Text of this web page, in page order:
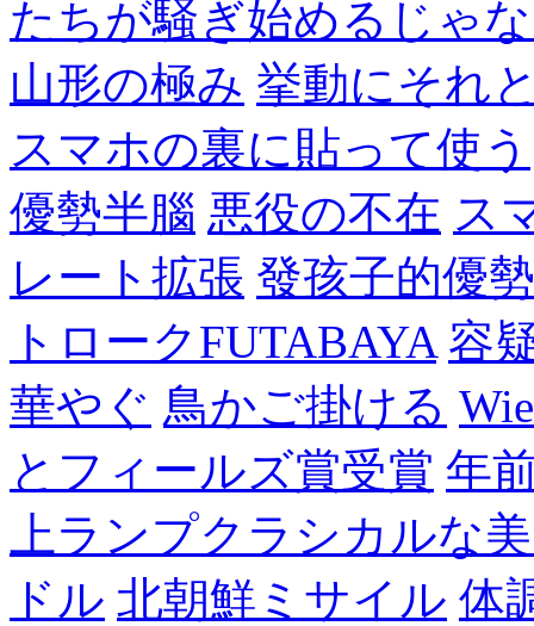
たちが騒ぎ始めるじゃ
山形の極み 挙動にそれ
スマホの裏に貼って使う
優勢半腦 悪役の不在 ス
レート拡張 發孩子的優
トロークFUTABAYA 容
華やぐ 鳥かご掛ける
とフィールズ賞受賞 年
上ランプクラシカルな
ドル 北朝鮮ミサイル 体